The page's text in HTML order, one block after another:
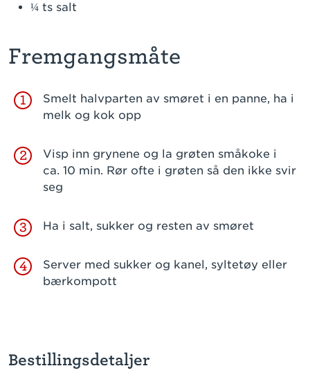
¼ ts salt
Fremgangsmåte
1
Smelt halvparten av smøret i en panne, ha i
melk og kok opp
2
Visp inn grynene og la grøten småkoke i
ca. 10 min. Rør ofte i grøten så den ikke svir
seg
3 Ha i salt, sukker og resten av smøret
4
Server med sukker og kanel, syltetøy eller
bærkompott
Bestillingsdetaljer